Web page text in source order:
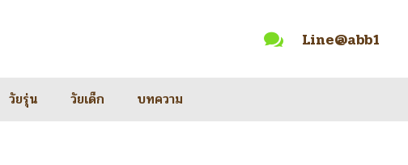
 Line@abb1
วัยรุ่น วัยเด็ก บทความ